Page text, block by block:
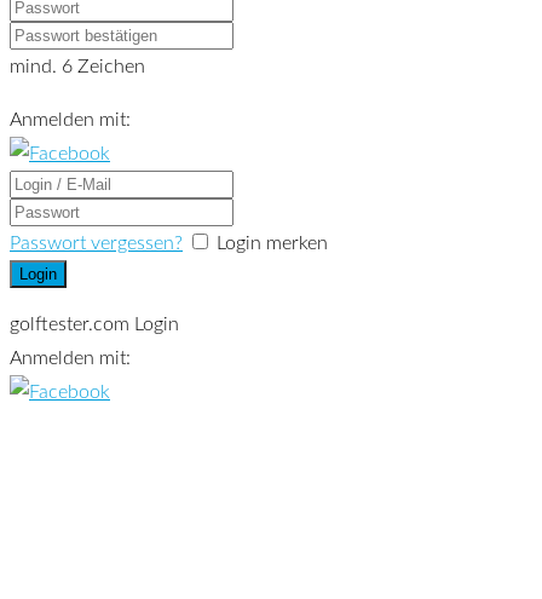
mind. 6 Zeichen
Anmelden mit:
Passwort vergessen? Login merken
golftester.com Login
Anmelden mit: